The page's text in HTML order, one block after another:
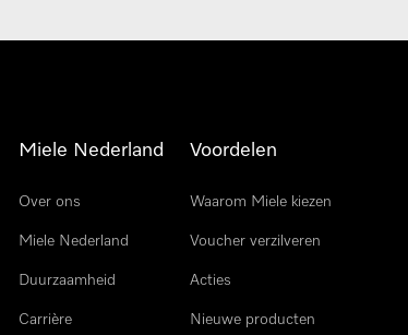
Miele Nederland
Over ons
Miele Nederland
Duurzaamheid
Carrière
Voordelen
Waarom Miele kiezen
Voucher verzilveren
Acties
Nieuwe producten